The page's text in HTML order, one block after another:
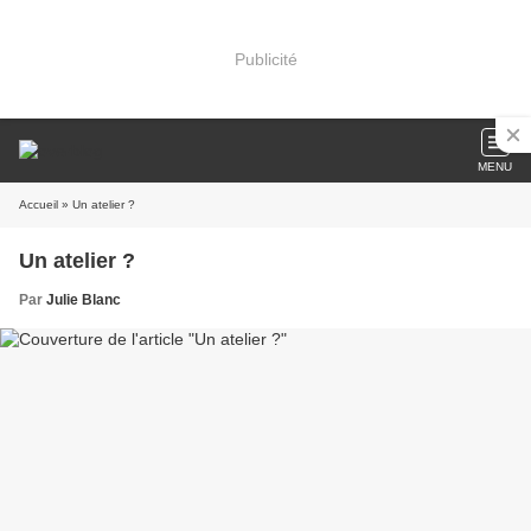
Publicité
MENU
Accueil » Un atelier ?
Un atelier ?
Par Julie Blanc